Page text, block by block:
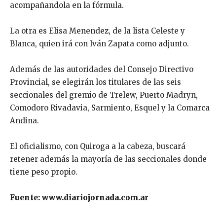
acompañandola en la fórmula.
La otra es Elisa Menendez, de la lista Celeste y
Blanca, quien irá con Iván Zapata como adjunto.
Además de las autoridades del Consejo Directivo
Provincial, se elegirán los titulares de las seis
seccionales del gremio de Trelew, Puerto Madryn,
Comodoro Rivadavia, Sarmiento, Esquel y la Comarca
Andina.
El oficialismo, con Quiroga a la cabeza, buscará
retener además la mayoría de las seccionales donde
tiene peso propio.
Fuente: www.diariojornada.com.ar